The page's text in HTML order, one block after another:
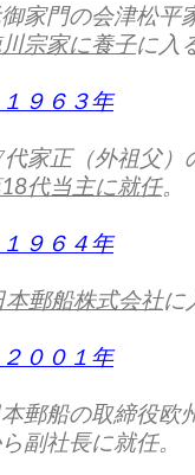
家門の会津松平
宗家に養子に入
１９６３年
代家正（外祖父）
代当主に就任。
１９６４年
本郵船株式会社に
２００１年
郵船の取締役欧
副社長に就任。